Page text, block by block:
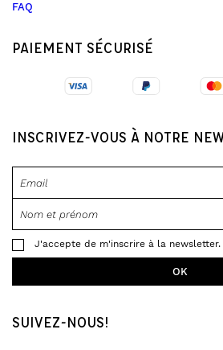
FAQ
PAIEMENT SÉCURISÉ
INSCRIVEZ-VOUS À NOTRE
J'accepte de m'inscrire à la newsletter.
SUIVEZ-NOUS!